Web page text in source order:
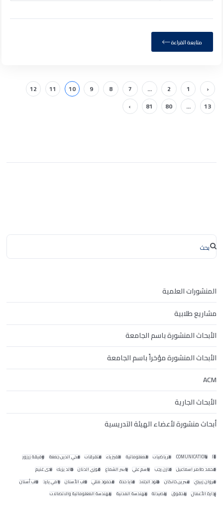
متابعة القراءة
‹
1
2
...
7
8
9
10
11
12
13
...
80
81
›
المنشورات العلمية
مشاريع طلابية
الأبحاث المنشورة باسم الجامعة
الأبحاث المنشورة مؤخراً باسم الجامعة
ACM
الأبحاث الجارية
أبحاث منشورة لأعضاء الهيئة التدريسية
IT
COMUNICATION الرياضيات المعلوماتية الفيزياء متفرقات محي الدين جمعة وفيقة زرزور
محمد طاهر اسماعيل مازن رجب باسم علي ياسر الشماع فوزي الدنان خالد يزبك ندى غنيم
مروان زبيبي نسرين خانكان خلود الجلاد مايا حدة محمود مللي طب الأسنان رامي يارد طب أسنان
إدارة الأعمال الحقوق الصيدلة الهندسة المدنية الهندسة المعلوماتية والاتصالات